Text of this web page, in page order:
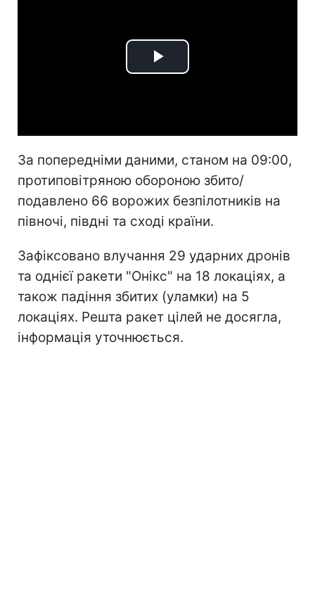
Play
За попередніми даними, станом на 09:00,
протиповітряною обороною збито/
подавлено 66 ворожих безпілотників на
півночі, півдні та сході країни.
Зафіксовано влучання 29 ударних дронів
та однієї ракети "Онікс" на 18 локаціях, а
також падіння збитих (уламки) на 5
локаціях. Решта ракет цілей не досягла,
інформація уточнюється.